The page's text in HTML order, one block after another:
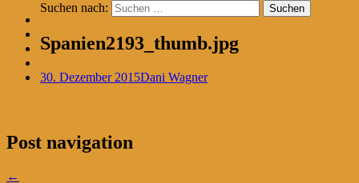
Suchen nach:
Spanien2193_thumb.jpg
30. Dezember 2015Dani Wagner
Post navigation
←